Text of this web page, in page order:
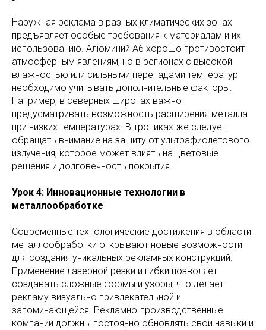
Наружная реклама в разных климатических зонах
предъявляет особые требования к материалам и их
использованию. Алюминий А6 хорошо противостоит
атмосферным явлениям, но в регионах с высокой
влажностью или сильными перепадами температур
необходимо учитывать дополнительные факторы.
Например, в северных широтах важно
предусматривать возможность расширения металла
при низких температурах. В тропиках же следует
обращать внимание на защиту от ультрафиолетового
излучения, которое может влиять на цветовые
решения и долговечность покрытия.
Урок 4: Инновационные технологии в
металлообработке
Современные технологические достижения в области
металлообработки открывают новые возможности
для создания уникальных рекламных конструкций.
Применение лазерной резки и гибки позволяет
создавать сложные формы и узоры, что делает
рекламу визуально привлекательной и
запоминающейся. Рекламно-производственные
компании должны постоянно обновлять свои навыки и